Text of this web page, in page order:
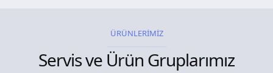
ÜRÜNLERİMİZ
Servis ve Ürün Gruplarımız